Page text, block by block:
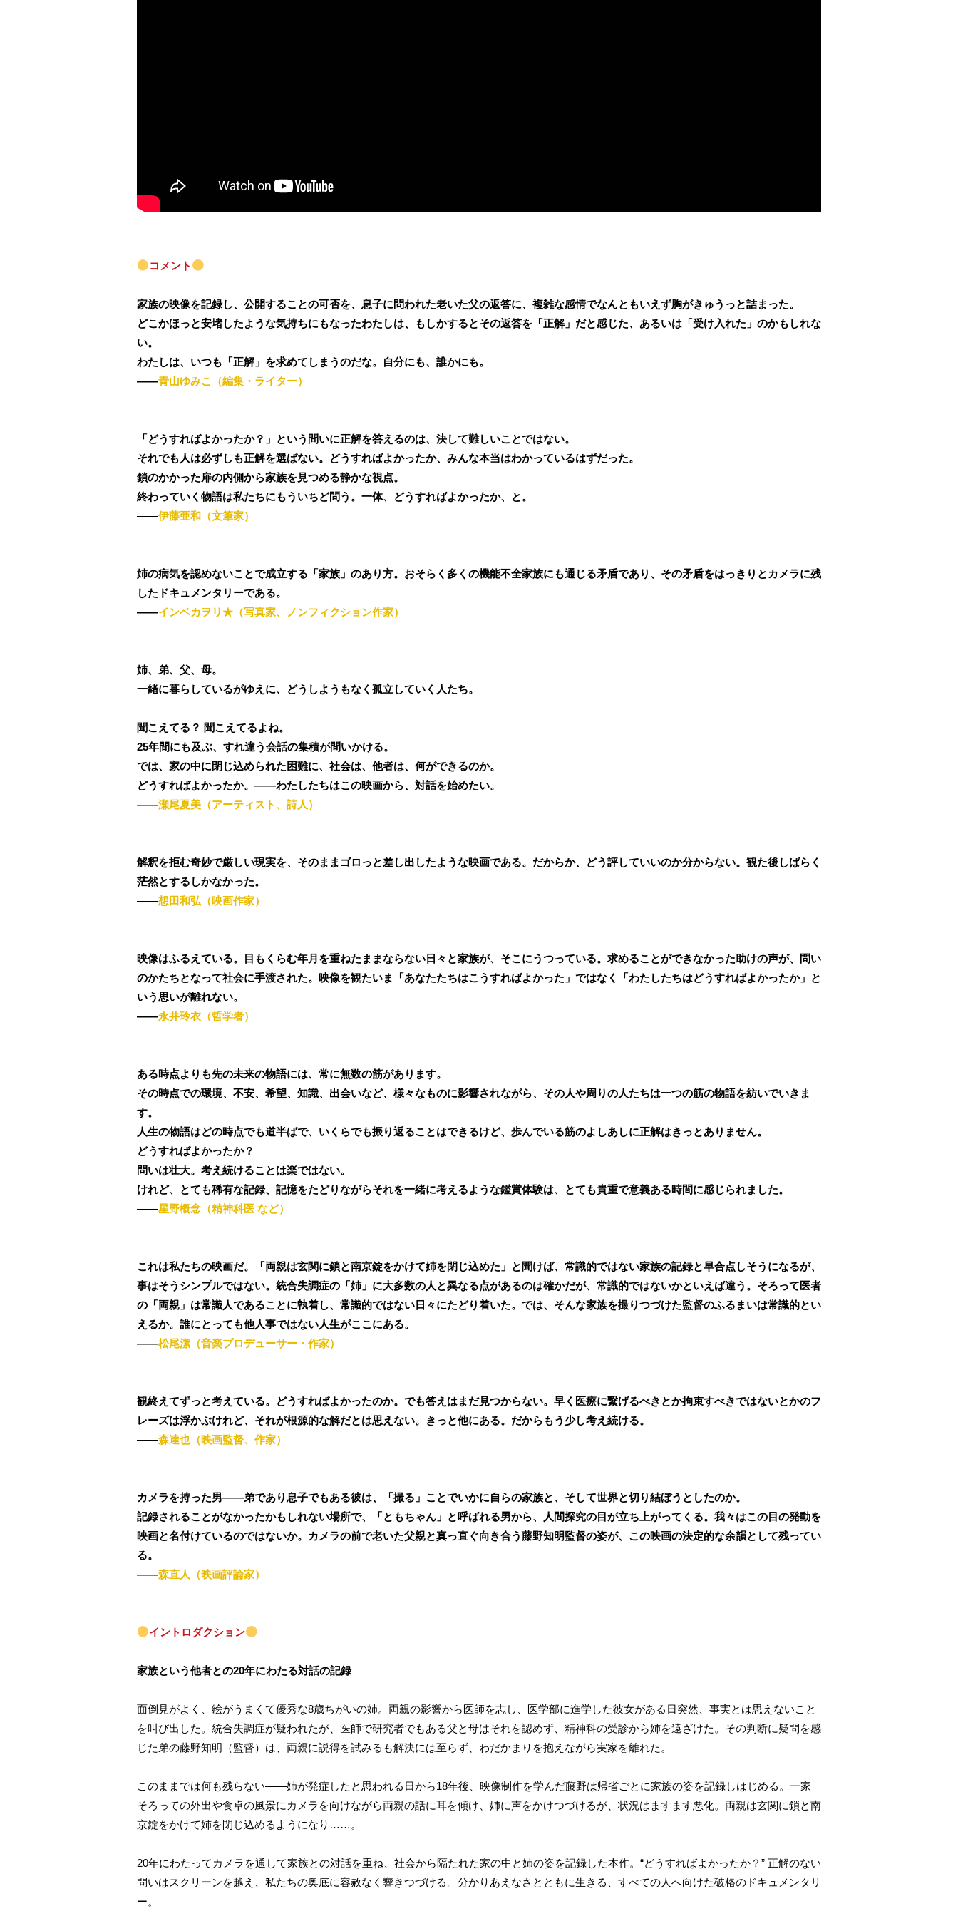
コメント
家族の映像を記録し、公開することの可否を、息子に問われた老いた父の返答に、複雑な感情でなんともいえず胸がきゅうっと詰まった。
どこかほっと安堵したような気持ちにもなったわたしは、もしかするとその返答を「正解」だと感じた、あるいは「受け入れた」のかもしれな
い。
わたしは、いつも「正解」を求めてしまうのだな。自分にも、誰かにも。
――青山ゆみこ（編集・ライター）
「どうすればよかったか？」という問いに正解を答えるのは、決して難しいことではない。
それでも人は必ずしも正解を選ばない。どうすればよかったか、みんな本当はわかっているはずだった。
鎖のかかった扉の内側から家族を見つめる静かな視点。
終わっていく物語は私たちにもういちど問う。一体、どうすればよかったか、と。
――伊藤亜和（文筆家）
姉の病気を認めないことで成立する「家族」のあり方。おそらく多くの機能不全家族にも通じる矛盾であり、その矛盾をはっきりとカメラに残
したドキュメンタリーである。
――インベカヲリ★（写真家、ノンフィクション作家）
姉、弟、父、母。
一緒に暮らしているがゆえに、どうしようもなく孤立していく人たち。
聞こえてる？ 聞こえてるよね。
25年間にも及ぶ、すれ違う会話の集積が問いかける。
では、家の中に閉じ込められた困難に、社会は、他者は、何ができるのか。
どうすればよかったか。――わたしたちはこの映画から、対話を始めたい。
――瀬尾夏美（アーティスト、詩人）
解釈を拒む奇妙で厳しい現実を、そのままゴロっと差し出したような映画である。だからか、どう評していいのか分からない。観た後しばらく
茫然とするしかなかった。
――想田和弘（映画作家）
映像はふるえている。目もくらむ年月を重ねたままならない日々と家族が、そこにうつっている。求めることができなかった助けの声が、問い
のかたちとなって社会に手渡された。映像を観たいま「あなたたちはこうすればよかった」ではなく「わたしたちはどうすればよかったか」と
いう思いが離れない。
――永井玲衣（哲学者）
ある時点よりも先の未来の物語には、常に無数の筋があります。
その時点での環境、不安、希望、知識、出会いなど、様々なものに影響されながら、その人や周りの人たちは一つの筋の物語を紡いでいきま
す。
人生の物語はどの時点でも道半ばで、いくらでも振り返ることはできるけど、歩んでいる筋のよしあしに正解はきっとありません。
どうすればよかったか？
問いは壮大。考え続けることは楽ではない。
けれど、とても稀有な記録、記憶をたどりながらそれを一緒に考えるような鑑賞体験は、とても貴重で意義ある時間に感じられました。
――星野概念（精神科医 など）
これは私たちの映画だ。「両親は玄関に鎖と南京錠をかけて姉を閉じ込めた」と聞けば、常識的ではない家族の記録と早合点しそうになるが、
事はそうシンプルではない。統合失調症の「姉」に大多数の人と異なる点があるのは確かだが、常識的ではないかといえば違う。そろって医者
の「両親」は常識人であることに執着し、常識的ではない日々にたどり着いた。では、そんな家族を撮りつづけた監督のふるまいは常識的とい
えるか。誰にとっても他人事ではない人生がここにある。
――松尾潔（音楽プロデューサー・作家）
観終えてずっと考えている。どうすればよかったのか。でも答えはまだ見つからない。早く医療に繋げるべきとか拘束すべきではないとかのフ
レーズは浮かぶけれど、それが根源的な解だとは思えない。きっと他にある。だからもう少し考え続ける。
――森達也（映画監督、作家）
カメラを持った男――弟であり息子でもある彼は、「撮る」ことでいかに自らの家族と、そして世界と切り結ぼうとしたのか。
記録されることがなかったかもしれない場所で、「ともちゃん」と呼ばれる男から、人間探究の目が立ち上がってくる。我々はこの目の発動を
映画と名付けているのではないか。カメラの前で老いた父親と真っ直ぐ向き合う藤野知明監督の姿が、この映画の決定的な余韻として残ってい
る。
――森直人（映画評論家）
イントロダクション
家族という他者との20年にわたる対話の記録
面倒見がよく、絵がうまくて優秀な8歳ちがいの姉。両親の影響から医師を志し、医学部に進学した彼女がある日突然、事実とは思えないこと
を叫び出した。統合失調症が疑われたが、医師で研究者でもある父と母はそれを認めず、精神科の受診から姉を遠ざけた。その判断に疑問を感
じた弟の藤野知明（監督）は、両親に説得を試みるも解決には至らず、わだかまりを抱えながら実家を離れた。
このままでは何も残らない——姉が発症したと思われる日から18年後、映像制作を学んだ藤野は帰省ごとに家族の姿を記録しはじめる。一家
そろっての外出や食卓の風景にカメラを向けながら両親の話に耳を傾け、姉に声をかけつづけるが、状況はますます悪化。両親は玄関に鎖と南
京錠をかけて姉を閉じ込めるようになり……。
20年にわたってカメラを通して家族との対話を重ね、社会から隔たれた家の中と姉の姿を記録した本作。“どうすればよかったか？” 正解のない
問いはスクリーンを越え、私たちの奥底に容赦なく響きつづける。分かりあえなさとともに生きる、すべての人へ向けた破格のドキュメンタリ
ー。